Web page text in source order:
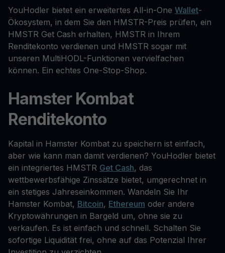
YouHodler bietet ein erweitertes All-in-One Wallet-
Ökosystem, in dem Sie den HMSTR-Preis prüfen, ein
HMSTR Get Cash erhalten, HMSTR in Ihrem
Renditekonto verdienen und HMSTR sogar mit
unseren MultiHODL-Funktionen vervielfachen
können. Ein echtes One-Stop-Shop.
Hamster Kombat
Renditekonto
Kapital in Hamster Kombat zu speichern ist einfach,
aber wie kann man damit verdienen? YouHodler bietet
ein integriertes HMSTR Get Cash, das
wettbewerbsfähige Zinssätze bietet, umgerechnet in
ein stetiges Jahreseinkommen. Wandeln Sie Ihr
Hamster Kombat, Bitcoin, Ethereum oder andere
Kryptowährungen in Bargeld um, ohne sie zu
verkaufen. Es ist einfach und schnell. Schalten Sie
sofortige Liquidität frei, ohne auf das Potenzial Ihrer